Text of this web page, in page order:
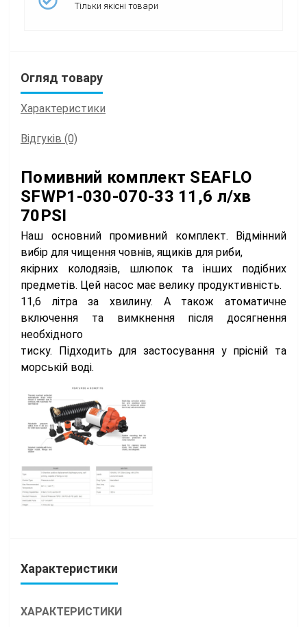
Тільки якісні товари
Огляд товару
Характеристики
Відгуків (0)
Помивний комплект SEAFLO
SFWP1-030-070-33 11,6 л/хв
70PSI
Наш основний промивний комплект. Відмінний
вибір для чищення човнів, ящиків для риби,
якірних колодязів, шлюпок та інших подібних
предметів. Цей насос має велику продуктивність.
11,6 літра за хвилину. А також атоматичне
включення та вимкнення після досягнення
необхідного
тиску. Підходить для застосування у прісній та
морській воді.
Характеристики
ХАРАКТЕРИСТИКИ